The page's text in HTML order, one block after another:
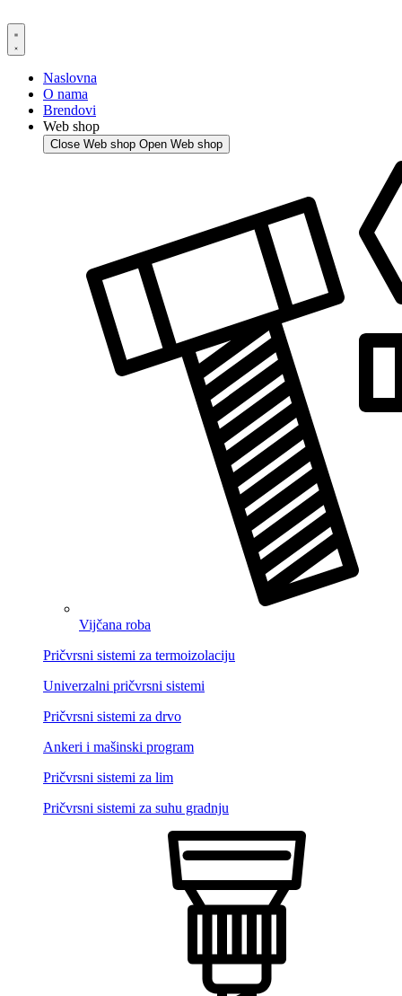
to
content
Naslovna
O nama
Brendovi
Web shop
Close Web shop Open Web shop
Vijčana roba
Pričvrsni sistemi za termoizolaciju
Univerzalni pričvrsni sistemi
Pričvrsni sistemi za drvo
Ankeri i mašinski program
Pričvrsni sistemi za lim
Pričvrsni sistemi za suhu gradnju